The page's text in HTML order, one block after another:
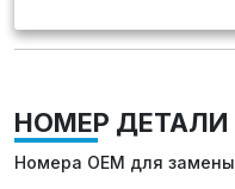
НОМЕР ДЕТАЛИ
Номера OEM для замены